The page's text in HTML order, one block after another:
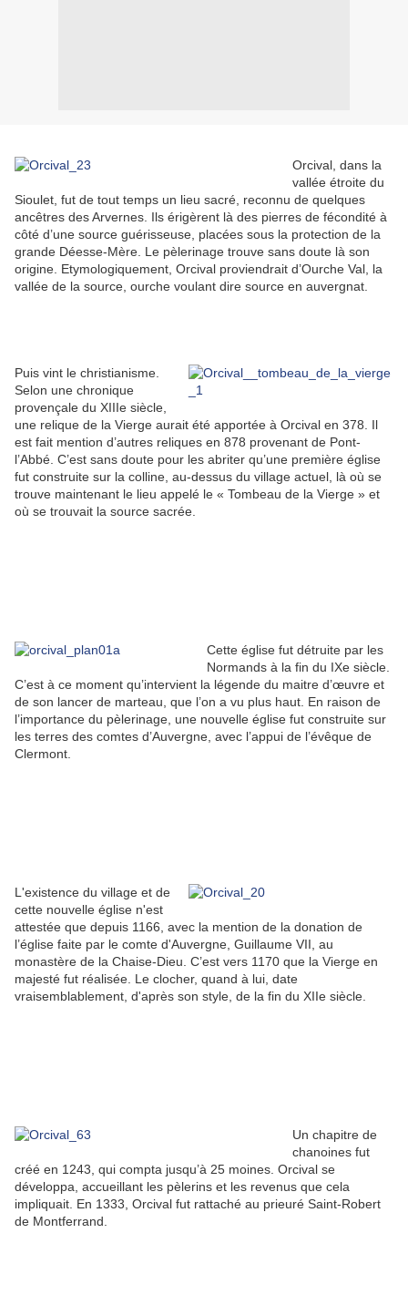
Orcival, dans la
vallée étroite du
Sioulet, fut de tout temps un lieu sacré, reconnu de quelques
ancêtres des Arvernes. Ils érigèrent là des pierres de fécondité à
côté d’une source guérisseuse, placées sous la protection de la
grande Déesse-Mère. Le pèlerinage trouve sans doute là son
origine. Etymologiquement, Orcival proviendrait d’Ourche Val, la
vallée de la source, ourche voulant dire source en auvergnat.
Puis vint le christianisme.
Selon une chronique
provençale du XIIIe siècle,
une relique de la Vierge aurait été apportée à Orcival en 378. Il
est fait mention d’autres reliques en 878 provenant de Pont-
l’Abbé. C’est sans doute pour les abriter qu’une première église
fut construite sur la colline, au-dessus du village actuel, là où se
trouve maintenant le lieu appelé le « Tombeau de la Vierge » et
où se trouvait la source sacrée.
Cette église fut détruite par les
Normands à la fin du IXe siècle.
C’est à ce moment qu’intervient la légende du maitre d’œuvre et
de son lancer de marteau, que l’on a vu plus haut. En raison de
l’importance du pèlerinage, une nouvelle église fut construite sur
les terres des comtes d’Auvergne, avec l’appui de l’évêque de
Clermont.
L'existence du village et de
cette nouvelle église n'est
attestée que depuis 1166, avec la mention de la donation de
l’église faite par le comte d'Auvergne, Guillaume VII, au
monastère de la Chaise-Dieu. C’est vers 1170 que la Vierge en
majesté fut réalisée. Le clocher, quand à lui, date
vraisemblablement, d'après son style, de la fin du XIIe siècle.
Un chapitre de
chanoines fut
créé en 1243, qui compta jusqu’à 25 moines. Orcival se
développa, accueillant les pèlerins et les revenus que cela
impliquait. En 1333, Orcival fut rattaché au prieuré Saint-Robert
de Montferrand.